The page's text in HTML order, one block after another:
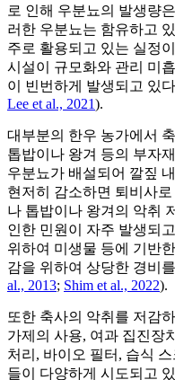
로 인해 우분뇨의 발생량
러한 우분뇨는 함유하고
주로 활용되고 있는 실정
시설이 규모화와 관리 미
이 빈번하게 발생되고 있
Lee et al., 2021).
대부분의 한우 농가에서
톱밥이나 왕겨 등의 부자
우분뇨가 배설되어 깔짚
현저히 감소하면 퇴비사
나 톱밥이나 왕겨의 악취
인한 민원이 자주 발생되
위하여 미생물 등에 기반
감을 위하여 상당한 경비
al., 2013; Shim et al., 2022).
또한 축사의 악취를 저감
가제의 사용, 여과 집진장
처리, 바이오 필터, 습식
들이 다양하게 시도되고